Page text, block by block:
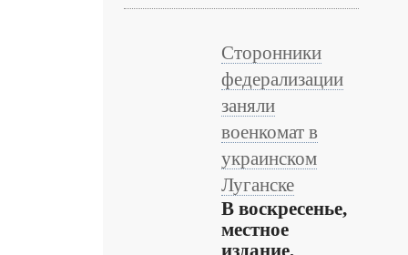
Сторонники
федерализации
заняли
военкомат в
украинском
Луганске
В воскресенье,
местное
издание,